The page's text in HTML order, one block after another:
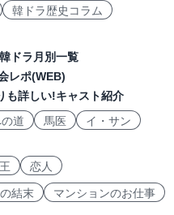
韓ドラ歴史コラム
ドラ月別一覧
レポ(WEB)
も詳しい!キャスト紹介
道 馬医
イ・サン
恋人
結末
マンションのお仕事